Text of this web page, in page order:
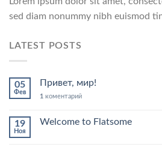
sed diam nonummy nibh euismod
LATEST POSTS
05
Фев
Привет, мир!
1 коментарий
19
Ноя
Welcome to Flatsome